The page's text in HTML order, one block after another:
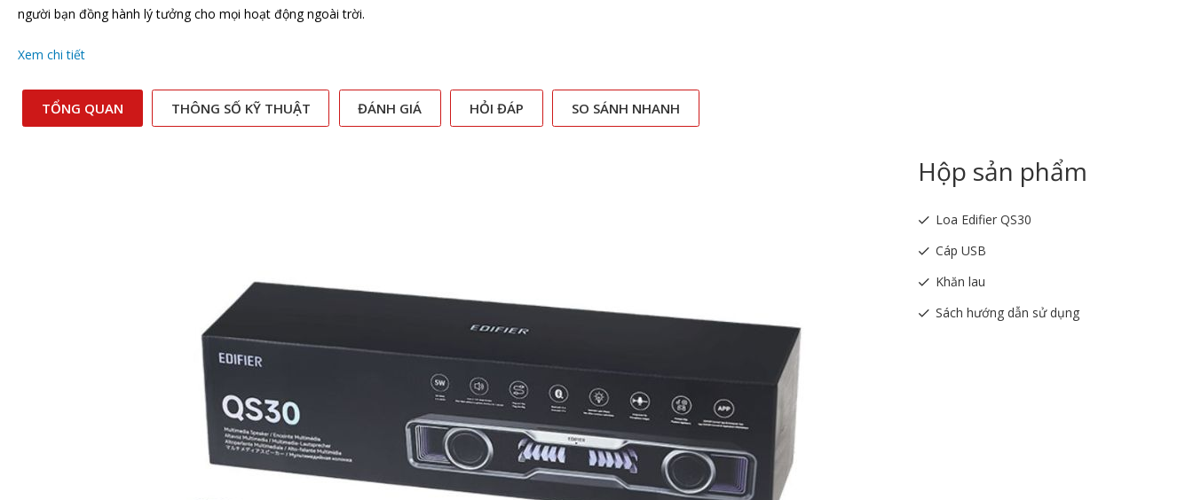
người bạn đồng hành lý tưởng cho mọi hoạt động ngoài trời.
Xem chi tiết
TỔNG QUAN THÔNG SỐ KỸ THUẬT ĐÁNH GIÁ HỎI ĐÁP SO SÁNH NHANH
Hộp sản phẩm
Loa Edifier QS30
Cáp USB
Khăn lau
Sách hướng dẫn sử dụng